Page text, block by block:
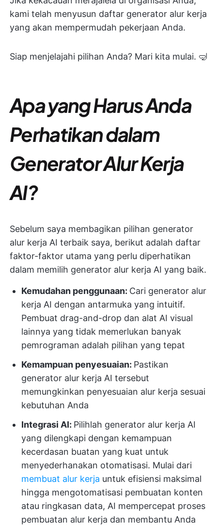
kami telah menyusun daftar generator alur kerja
yang akan mempermudah pekerjaan Anda.
Siap menjelajahi pilihan Anda? Mari kita mulai. 🤿
Apa yang Harus Anda
Perhatikan dalam
Generator Alur Kerja
AI?
Sebelum saya membagikan pilihan generator
alur kerja AI terbaik saya, berikut adalah daftar
faktor-faktor utama yang perlu diperhatikan
dalam memilih generator alur kerja AI yang baik.
Kemudahan penggunaan: Cari generator alur
kerja AI dengan antarmuka yang intuitif.
Pembuat drag-and-drop dan alat AI visual
lainnya yang tidak memerlukan banyak
pemrograman adalah pilihan yang tepat
Kemampuan penyesuaian: Pastikan
generator alur kerja AI tersebut
memungkinkan penyesuaian alur kerja sesuai
kebutuhan Anda
Integrasi AI: Pilihlah generator alur kerja AI
yang dilengkapi dengan kemampuan
kecerdasan buatan yang kuat untuk
menyederhanakan otomatisasi. Mulai dari
membuat alur kerja untuk efisiensi maksimal
hingga mengotomatisasi pembuatan konten
atau ringkasan data, AI mempercepat proses
pembuatan alur kerja dan membantu Anda